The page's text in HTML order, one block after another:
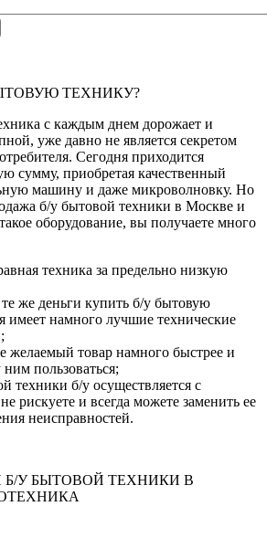
ТЕХНИКУ?
с каждым днем дорожает и
уже давно не является секретом
Сегодня приходится
сумму, приобретая качественный
машину и даже микроволновку. Но
б/у бытовой техники в Москве и
оборудование, вы получаете много
техника за предельно низкую
же деньги купить б/у бытовую
имеет намного лучшие технические
желаемый товар намного быстрее и
ним пользоваться;
техники б/у осуществляется с
рискуете и всегда можете заменить ее
неисправностей.
У БЫТОВОЙ ТЕХНИКИ В